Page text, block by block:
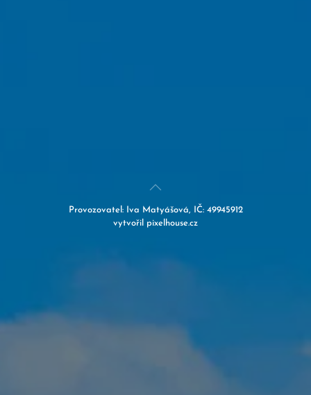
Provozovatel:
Iva Matyášová, IČ: 49945912
vytvořil pixelhouse.cz